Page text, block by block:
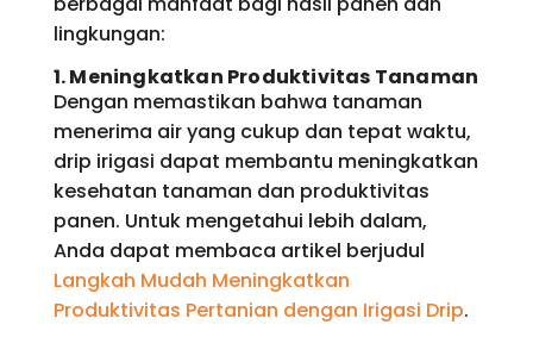
lingkungan:
1. Meningkatkan Produktivitas Tanaman
Dengan memastikan bahwa tanaman
menerima air yang cukup dan tepat waktu,
drip irigasi dapat membantu meningkatkan
kesehatan tanaman dan produktivitas
panen. Untuk mengetahui lebih dalam,
Anda dapat membaca artikel berjudul
Langkah Mudah Meningkatkan
Produktivitas Pertanian dengan Irigasi Drip.